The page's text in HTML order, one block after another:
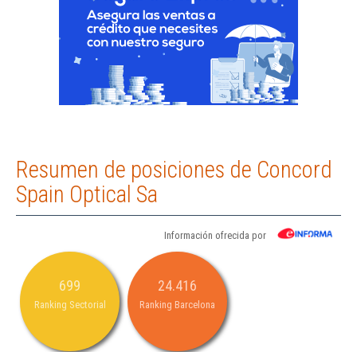
Resumen de posiciones de Concord
Spain Optical Sa
Información ofrecida por
699
Ranking Sectorial
24.416
Ranking Barcelona